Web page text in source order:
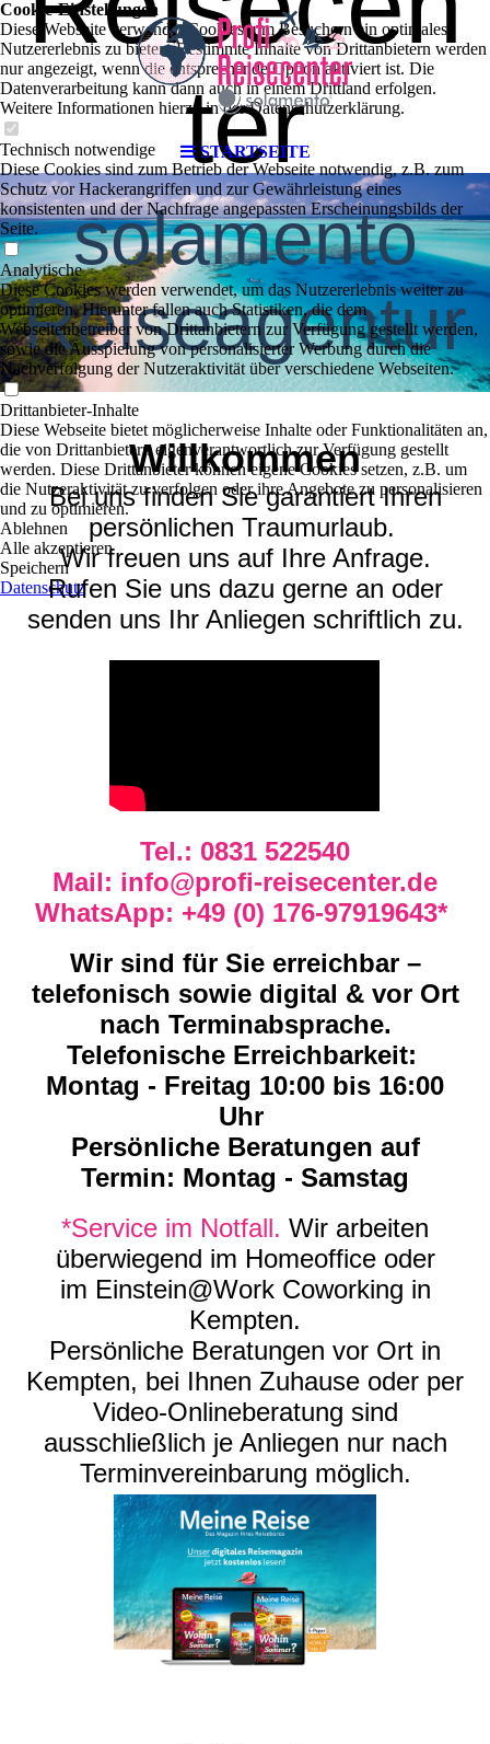
STARTSEITE
ter
solamento
Reiseagentur
Willkommen
Bei uns finden Sie garantiert Ihren
persönlichen Traumurlaub.
Wir freuen uns auf Ihre Anfrage.
Rufen Sie uns dazu gerne an oder
senden uns Ihr Anliegen schriftlich zu.
Tel.: 0831 522540
Mail: info@profi-reisecenter.de
WhatsApp: +49 (0) 176-97919643*
Wir sind für Sie erreichbar –
telefonisch sowie digital & vor Ort
nach Terminabsprache.
Telefonische Erreichbarkeit:
Montag - Freitag 10:00 bis 16:00
Uhr
Persönliche Beratungen auf
Termin: Montag - Samstag
*Service im Notfall. Wir arbeiten
überwiegend im Homeoffice oder
im Einstein@Work Coworking in
Kempten.
Persönliche Beratungen vor Ort in
Kempten, bei Ihnen Zuhause oder per
Video-Onlineberatung sind
ausschließlich je Anliegen nur nach
Terminvereinbarung möglich.
Cookie-Einstellungen
Diese Webseite verwendet Cookies, um Besuchern ein optimales
Nutzererlebnis zu bieten. Bestimmte Inhalte von Drittanbietern werden
nur angezeigt, wenn die entsprechende Option aktiviert ist. Die
Datenverarbeitung kann dann auch in einem Drittland erfolgen.
Weitere Informationen hierzu in der Datenschutzerklärung.
Technisch notwendige
Diese Cookies sind zum Betrieb der Webseite notwendig, z.B. zum
Schutz vor Hackerangriffen und zur Gewährleistung eines
konsistenten und der Nachfrage angepassten Erscheinungsbilds der
Seite.
Analytische
Diese Cookies werden verwendet, um das Nutzererlebnis weiter zu
optimieren. Hierunter fallen auch Statistiken, die dem
Webseitenbetreiber von Drittanbietern zur Verfügung gestellt werden,
sowie die Ausspielung von personalisierter Werbung durch die
Nachverfolgung der Nutzeraktivität über verschiedene Webseiten.
Drittanbieter-Inhalte
Diese Webseite bietet möglicherweise Inhalte oder Funktionalitäten an,
die von Drittanbietern eigenverantwortlich zur Verfügung gestellt
werden. Diese Drittanbieter können eigene Cookies setzen, z.B. um
die Nutzeraktivität zu verfolgen oder ihre Angebote zu personalisieren
und zu optimieren.
Ablehnen
Alle akzeptieren
Speichern
Datenschutz